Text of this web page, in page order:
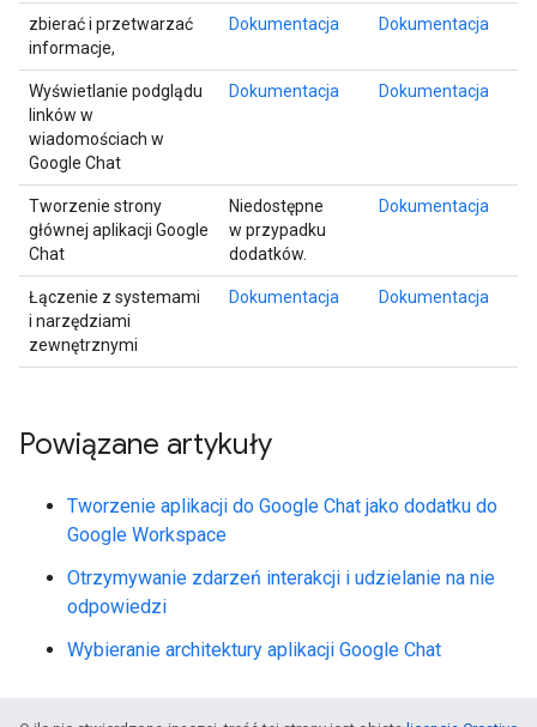
zbierać i przetwarzać
informacje,
Dokumentacja Dokumentacja
Wyświetlanie podglądu
linków w
wiadomościach w
Google Chat
Dokumentacja Dokumentacja
Tworzenie strony
głównej aplikacji Google
Chat
Niedostępne
w przypadku
dodatków.
Dokumentacja
Łączenie z systemami
i narzędziami
zewnętrznymi
Dokumentacja Dokumentacja
Powiązane artykuły
Tworzenie aplikacji do Google Chat jako dodatku do
Google Workspace
Otrzymywanie zdarzeń interakcji i udzielanie na nie
odpowiedzi
Wybieranie architektury aplikacji Google Chat